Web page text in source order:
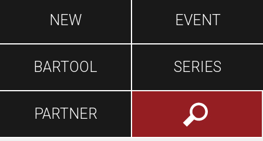
NEW EVENT
BARTOOL SERIES
PARTNER